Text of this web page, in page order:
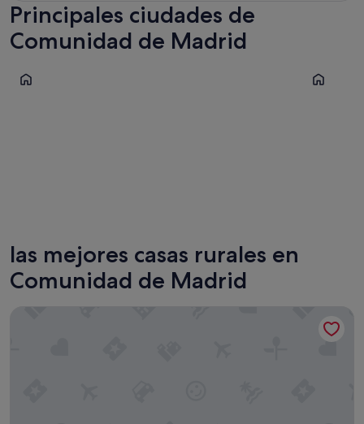
Principales ciudades de
Comunidad de Madrid
Aranjuez Collado
las mejores casas rurales en
Comunidad de Madrid